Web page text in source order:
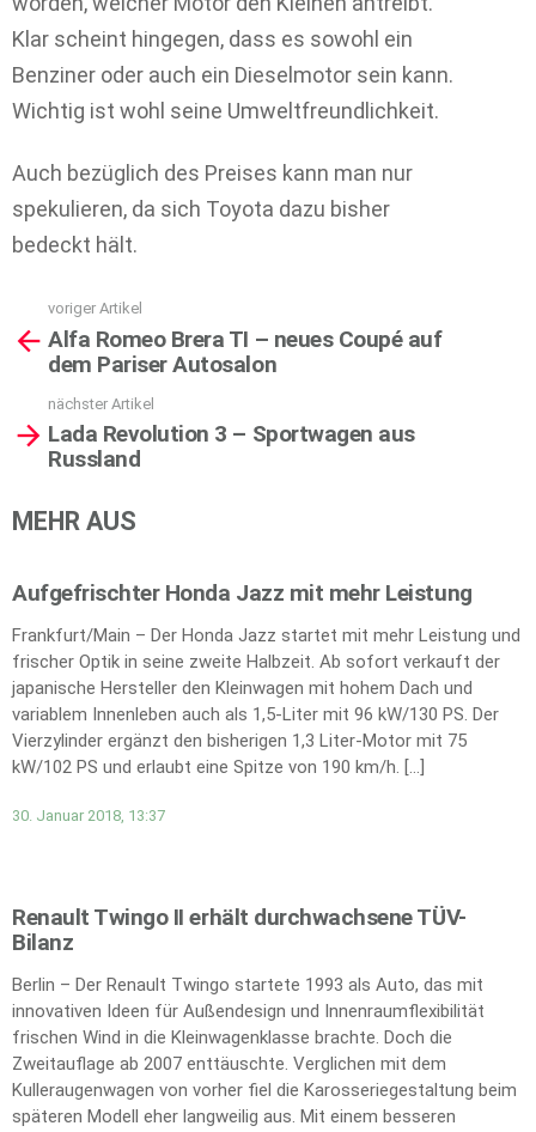
Klar scheint hingegen, dass es sowohl ein
Benziner oder auch ein Dieselmotor sein kann.
Wichtig ist wohl seine Umweltfreundlichkeit.
Auch bezüglich des Preises kann man nur
spekulieren, da sich Toyota dazu bisher
bedeckt hält.
more
voriger Artikel
Alfa Romeo Brera TI – neues Coupé auf
dem Pariser Autosalon
nächster Artikel
Lada Revolution 3 – Sportwagen aus
Russland
MEHR AUS
Aufgefrischter Honda Jazz mit mehr Leistung
Frankfurt/Main – Der Honda Jazz startet mit mehr Leistung und
frischer Optik in seine zweite Halbzeit. Ab sofort verkauft der
japanische Hersteller den Kleinwagen mit hohem Dach und
variablem Innenleben auch als 1,5-Liter mit 96 kW/130 PS. Der
Vierzylinder ergänzt den bisherigen 1,3 Liter-Motor mit 75
kW/102 PS und erlaubt eine Spitze von 190 km/h. […]
30. Januar 2018, 13:37
Renault Twingo II erhält durchwachsene TÜV-
Bilanz
Berlin – Der Renault Twingo startete 1993 als Auto, das mit
innovativen Ideen für Außendesign und Innenraumflexibilität
frischen Wind in die Kleinwagenklasse brachte. Doch die
Zweitauflage ab 2007 enttäuschte. Verglichen mit dem
Kulleraugenwagen von vorher fiel die Karosseriegestaltung beim
späteren Modell eher langweilig aus. Mit einem besseren